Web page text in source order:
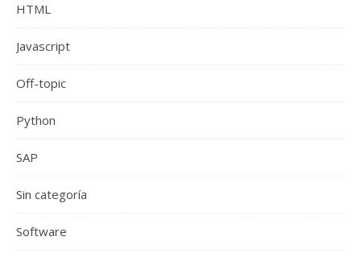
HTML
Javascript
Off-topic
Python
SAP
Sin categoría
Software